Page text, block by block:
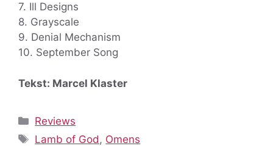
7. Ill Designs
8. Grayscale
9. Denial Mechanism
10. September Song
Tekst: Marcel Klaster
Categorieën
Reviews
Tags
Lamb of God , Omens